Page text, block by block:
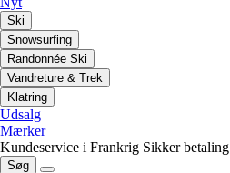
Ski
Snowsurfing
Randonnée Ski
Vandreture & Trek
Klatring
Udsalg
Mærker
Kundeservice i Frankrig Sikker betaling
Søg